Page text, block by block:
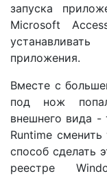
запуска
Microsoft
приложения.
Вместе с
под нож
внешнего вида
Runtime
способ сделать
реестре